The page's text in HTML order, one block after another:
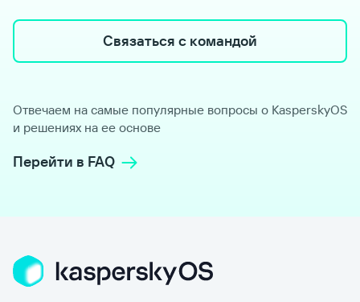
Связаться с командой
Отвечаем на самые популярные вопросы о KasperskyOS
и решениях на ее основе
Перейти в FAQ